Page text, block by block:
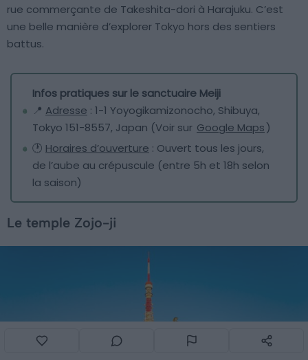
rue commerçante de Takeshita-dori à Harajuku. C’est
une belle manière d’explorer Tokyo hors des sentiers
battus.
Infos pratiques sur le sanctuaire Meiji
📍 Adresse : 1-1 Yoyogikamizonocho, Shibuya,
Tokyo 151-8557, Japan (Voir sur Google Maps)
🕐 Horaires d’ouverture : Ouvert tous les jours,
de l’aube au crépuscule (entre 5h et 18h selon
la saison)
Le temple Zojo-ji